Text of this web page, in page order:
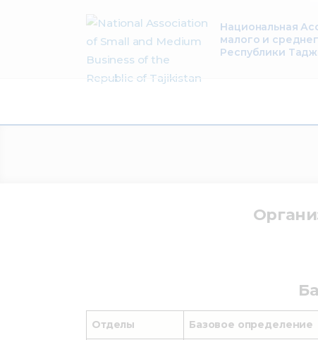
Национальная
малого и
Республики
Membership
Отделы Базовое определение